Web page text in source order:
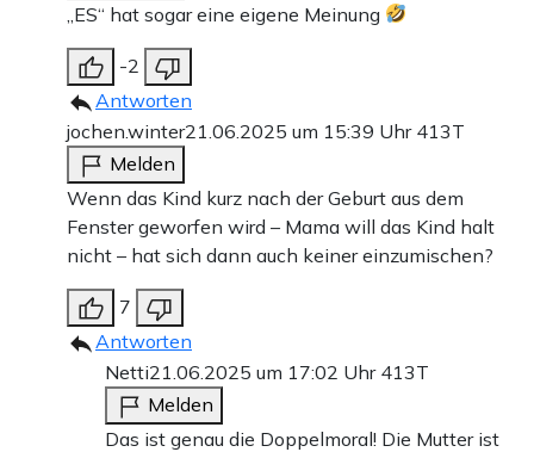
„ES“ hat sogar eine eigene Meinung
-2
Antworten
jochen.winter21.06.2025 um 15:39 Uhr 413T
Melden
Wenn das Kind kurz nach der Geburt aus dem
Fenster geworfen wird – Mama will das Kind halt
nicht – hat sich dann auch keiner einzumischen?
7
Antworten
Netti21.06.2025 um 17:02 Uhr 413T
Melden
Das ist genau die Doppelmoral! Die Mutter ist